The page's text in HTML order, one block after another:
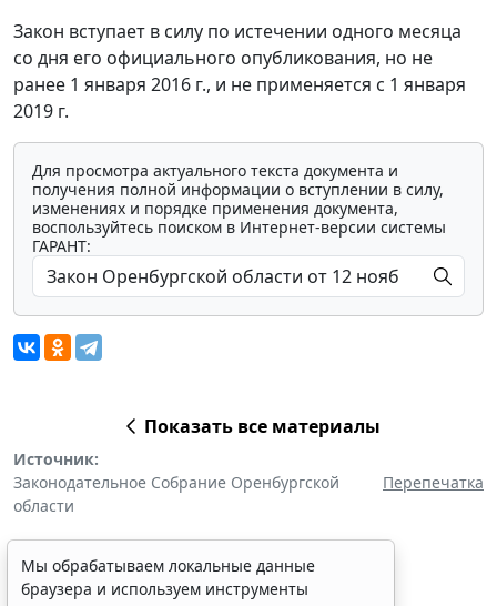
Закон вступает в силу по истечении одного месяца
со дня его официального опубликования, но не
ранее 1 января 2016 г., и не применяется с 1 января
2019 г.
Для просмотра актуального текста документа и
получения полной информации о вступлении в силу,
изменениях и порядке применения документа,
воспользуйтесь поиском в Интернет-версии системы
ГАРАНТ:
Показать все материалы
Источник:
Законодательное Собрание Оренбургской
области
Перепечатка
Мы обрабатываем локальные данные
браузера и используем инструменты